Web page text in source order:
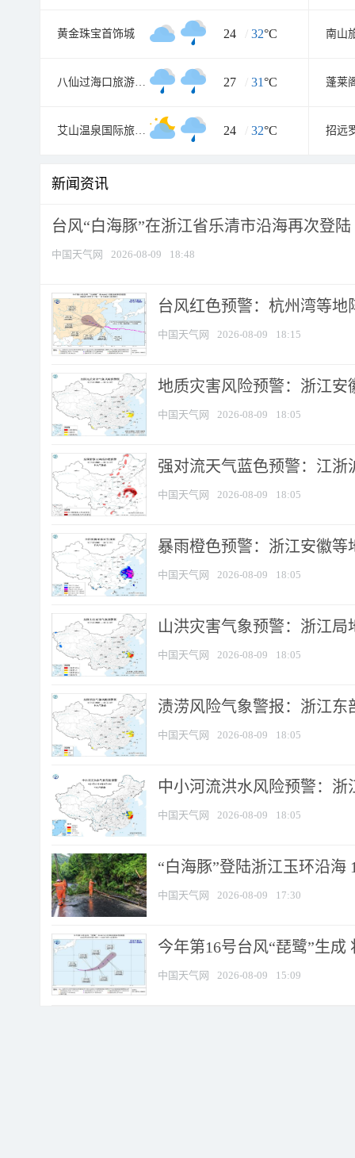
黄金珠宝首饰城 24 / 32°C 南山
八仙过海口旅游景区 27 / 31°C 蓬莱
艾山温泉国际旅游度假村 24 / 32°C
新闻资讯
台风“白海豚”在浙江省乐清市沿海再次登陆
中国天气网 2026-08-09 18:48
台风红色预警：杭州湾等地
中国天气网 2026-08-09 18:15
地质灾害风险预警：浙江安
中国天气网 2026-08-09 18:05
强对流天气蓝色预警：江浙
中国天气网 2026-08-09 18:05
暴雨橙色预警：浙江安徽等
中国天气网 2026-08-09 18:05
山洪灾害气象预警：浙江
中国天气网 2026-08-09 18:05
渍涝风险气象警报：浙江
中国天气网 2026-08-09 18:05
中小河流洪水风险预警：
中国天气网 2026-08-09 18:05
“白海豚”登陆浙江玉环沿海
中国天气网 2026-08-09 17:30
今年第16号台风“琵鹭”生
中国天气网 2026-08-09 15:09